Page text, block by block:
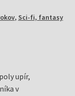
, Sci-fi, fantasy
upír,
v